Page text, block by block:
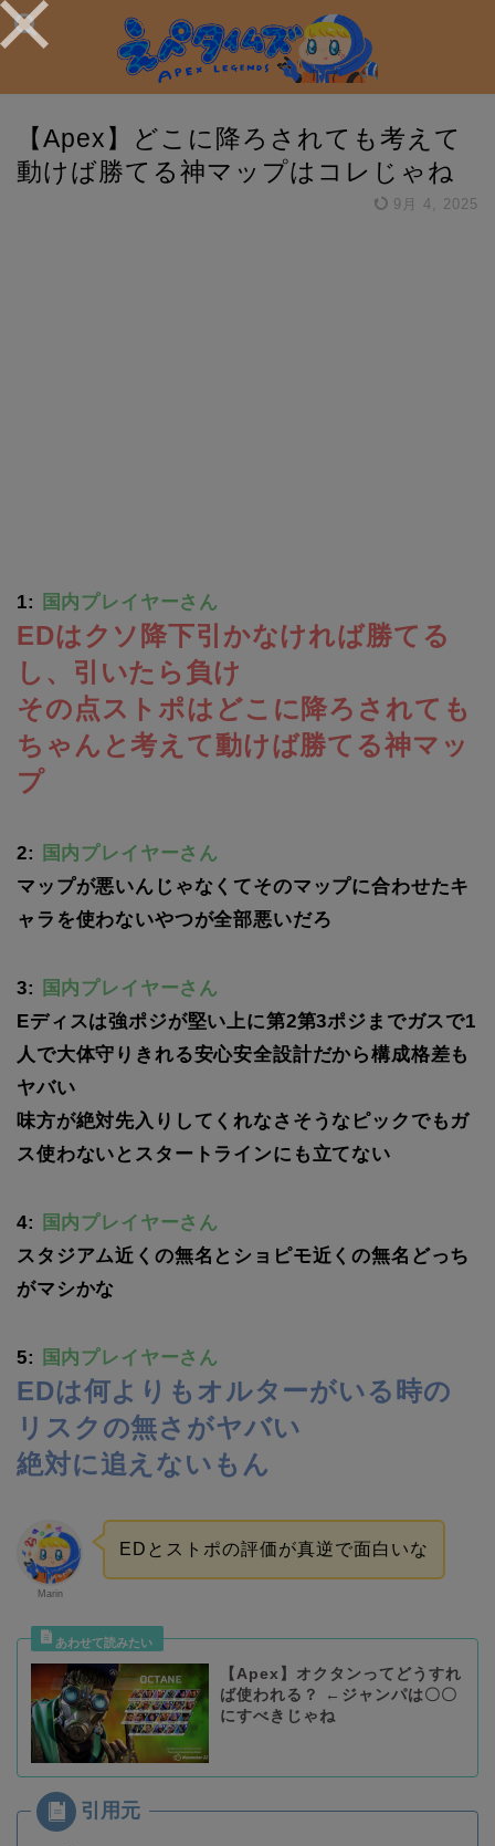
【Apex】どこに降ろされても考えて
動けば勝てる神マップはコレじゃね
9月 4, 2025
1: 国内プレイヤーさん
EDはクソ降下引かなければ勝てる
し、引いたら負け
その点ストポはどこに降ろされても
ちゃんと考えて動けば勝てる神マッ
プ
2:
国内プレイヤーさん
マップが悪いんじゃなくてそのマップに合わせたキ
ャラを使わないやつが全部悪いだろ
3:
国内プレイヤーさん
Eディスは強ポジが堅い上に第2第3ポジまでガスで1
人で大体守りきれる安心安全設計だから構成格差も
ヤバい
味方が絶対先入りしてくれなさそうなピックでもガ
ス使わないとスタートラインにも立てない
4:
国内プレイヤーさん
スタジアム近くの無名とショピモ近くの無名どっち
がマシかな
5: 国内プレイヤーさん
EDは何よりもオルターがいる時の
リスクの無さがヤバい
絶対に追えないもん
Marin
EDとストポの評価が真逆で面白いな
【Apex】オクタンってどうすれ
ば使われる？ ←ジャンパは〇〇
にすべきじゃね